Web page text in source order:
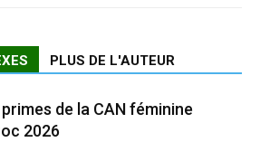
PLUS DE L'AUTEUR
de la CAN féminine
2026